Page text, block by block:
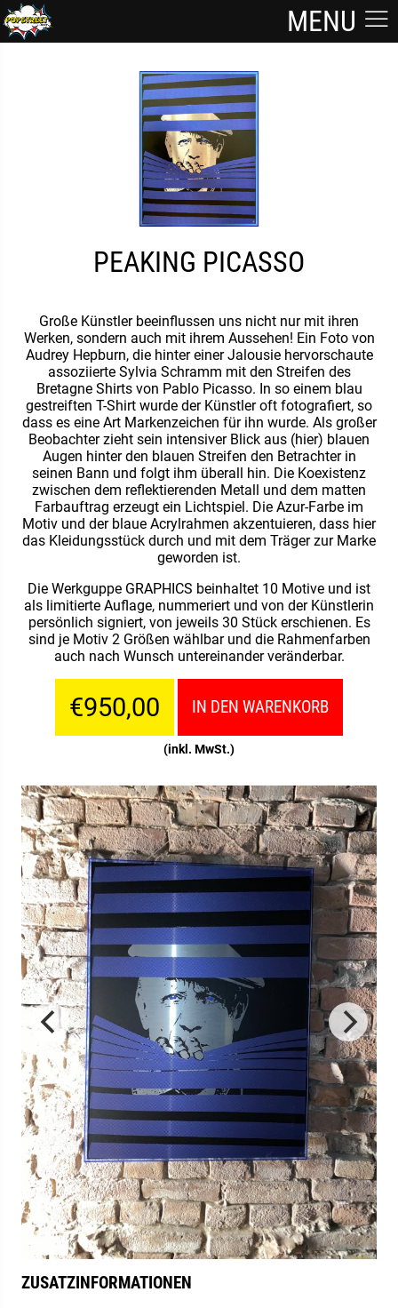
MENU
PEAKING PICASSO
Große Künstler beeinflussen uns nicht nur mit ihren
Werken, sondern auch mit ihrem Aussehen! Ein Foto von
Audrey Hepburn, die hinter einer Jalousie hervorschaute
assoziierte Sylvia Schramm mit den Streifen des
Bretagne Shirts von Pablo Picasso. In so einem blau
gestreiften T-Shirt wurde der Künstler oft fotografiert, so
dass es eine Art Markenzeichen für ihn wurde. Als großer
Beobachter zieht sein intensiver Blick aus (hier) blauen
Augen hinter den blauen Streifen den Betrachter in
seinen Bann und folgt ihm überall hin. Die Koexistenz
zwischen dem reflektierenden Metall und dem matten
Farbauftrag erzeugt ein Lichtspiel. Die Azur-Farbe im
Motiv und der blaue Acrylrahmen akzentuieren, dass hier
das Kleidungsstück durch und mit dem Träger zur Marke
geworden ist.
Die Werkguppe GRAPHICS beinhaltet 10 Motive und ist
als limitierte Auflage, nummeriert und von der Künstlerin
persönlich signiert, von jeweils 30 Stück erschienen. Es
sind je Motiv 2 Größen wählbar und die Rahmenfarben
auch nach Wunsch untereinander veränderbar.
€950,00 IN DEN WARENKORB
(inkl. MwSt.)
ZUSATZINFORMATIONEN